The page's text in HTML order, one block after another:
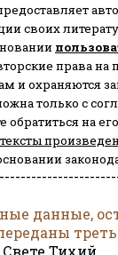
своих
права на
и охраняются
только с
на
данные,
Тихий